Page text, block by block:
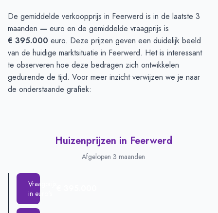
De gemiddelde verkoopprijs in Feerwerd is in de laatste 3
maanden — euro en de gemiddelde vraagprijs is
€ 395.000 euro. Deze prijzen geven een duidelijk beeld
van de huidige marktsituatie in Feerwerd. Het is interessant
te observeren hoe deze bedragen zich ontwikkelen
gedurende de tijd. Voor meer inzicht verwijzen we je naar
de onderstaande grafiek:
Huizenprijzen in Feerwerd
Afgelopen 3 maanden
Vraagprijs
in euro's